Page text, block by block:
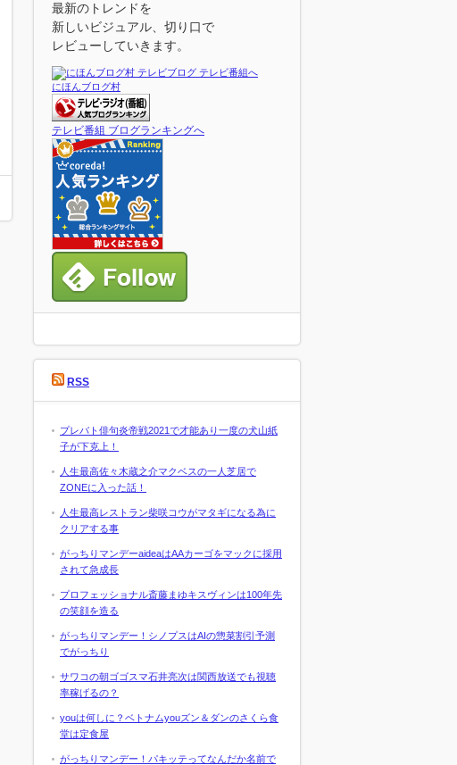
最新のトレンドを
新しいビジュアル、切り口で
レビューしていきます。
にほんブログ村
テレビ番組 ブログランキングへ
RSS
プレバト俳句炎帝戦2021で才能あり一度の犬山紙
子が下克上！
人生最高佐々木蔵之介マクベスの一人芝居で
ZONEに入った話！
人生最高レストラン柴咲コウがマタギになる為に
クリアする事
がっちりマンデーaideaはAAカーゴをマックに採用
されて急成長
プロフェッショナル斎藤まゆキスヴィンは100年先
の笑顔を造る
がっちりマンデー！シノプスはAIの惣菜割引予測
でがっちり
サワコの朝ゴゴスマ石井亮次は関西放送でも視聴
率稼げるの？
youは何しに？ベトナムyouズン＆ダンのさくら食
堂は定食屋
がっちりマンデー！パキッテってなんだか名前で